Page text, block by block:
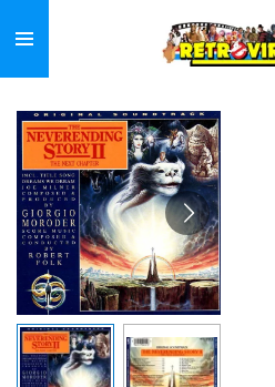
direct
naar
de
hoofdinhoud